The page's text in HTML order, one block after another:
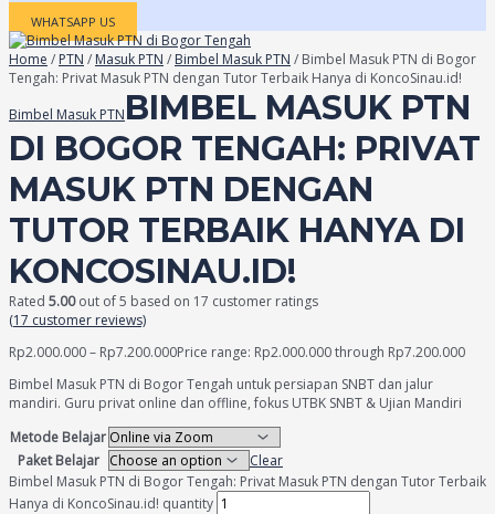
WHATSAPP US
Home / PTN / Masuk PTN / Bimbel Masuk PTN / Bimbel Masuk PTN di Bogor
Tengah: Privat Masuk PTN dengan Tutor Terbaik Hanya di KoncoSinau.id!
Bimbel Masuk PTNBIMBEL MASUK PTN
DI BOGOR TENGAH: PRIVAT
MASUK PTN DENGAN
TUTOR TERBAIK HANYA DI
KONCOSINAU.ID!
Rated 5.00out of 5 based on 17 customer ratings
(17 customer reviews)
Rp2.000.000– Rp7.200.000Price range: Rp2.000.000 through Rp7.200.000
Bimbel Masuk PTN di Bogor Tengah untuk persiapan SNBT dan jalur
mandiri. Guru privat online dan offline, fokus UTBK SNBT & Ujian Mandiri
Metode Belajar
Paket Belajar
Clear
Bimbel Masuk PTN di Bogor Tengah: Privat Masuk PTN dengan Tutor Terbaik
Hanya di KoncoSinau.id! quantity